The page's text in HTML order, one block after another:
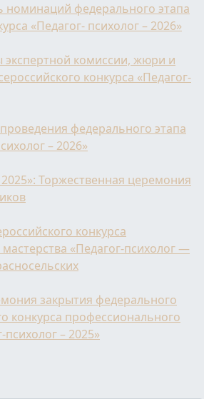
номинаций федерального этапа
«Педагог- психолог – 2026»
экспертной комиссии, жюри и
конкурса «Педагог-
федерального этапа
– 2026»
2025»: Торжественная церемония
конкурса
«Педагог-психолог —
закрытия федерального
конкурса профессионального
психолог – 2025»
страница